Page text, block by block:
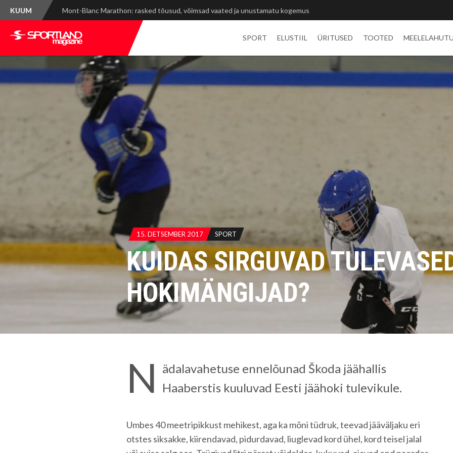
KUUM Spordinädala kokkuvõte: WRC Delfi Rally Estonia ja tiitlivõistluste medalid
SPORT ELUSTIIL ÜRITUSED TOOTED
15. DETSEMBER 2017 SPORT
KUIDAS SIRGUVAD
HOKIMÄNGIJAD?
N ädalavahetuse ennelõunad Škoda jäähallis
Haaberstis kuuluvad Eesti jäähoki tulevikule.
Umbes 40 meetripikkust mehikest, aga ka mõni tüdruk, teevad jääväljaku eri
otstes siksakke, kiirendavad, pidurdavad, liuglevad kord ühel, kord teisel jalal